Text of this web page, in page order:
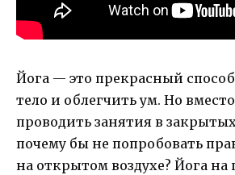
Йога — это прекрасный
тело и облегчить ум. Но
проводить занятия в
почему бы не попробовать
на открытом воздухе? Йога